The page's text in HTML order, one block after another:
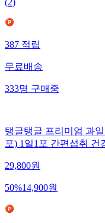
(2)
387적립
무료배송
333명구매중
탱글탱글 프리미엄 과
포) 1일1포 간편섭취 건
29,800원
50%14,900원